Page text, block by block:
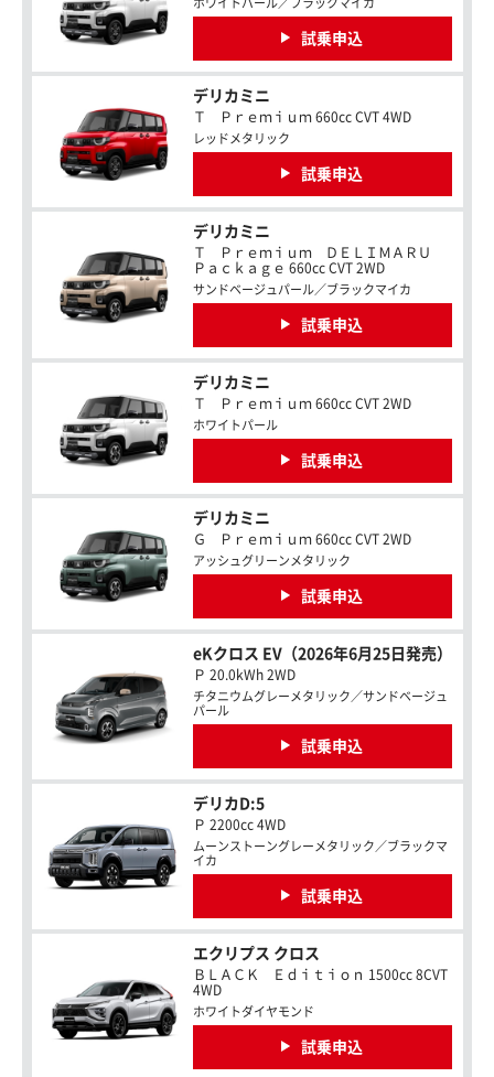
ホワイトパール／ブラックマイカ
試乗申込
デリカミニ
Ｔ Ｐｒｅｍｉｕｍ 660cc CVT 4WD
レッドメタリック
試乗申込
デリカミニ
Ｔ Ｐｒｅｍｉｕｍ ＤＥＬＩＭＡＲＵ
Ｐａｃｋａｇｅ 660cc CVT 2WD
サンドベージュパール／ブラックマイカ
試乗申込
デリカミニ
Ｔ Ｐｒｅｍｉｕｍ 660cc CVT 2WD
ホワイトパール
試乗申込
デリカミニ
Ｇ Ｐｒｅｍｉｕｍ 660cc CVT 2WD
アッシュグリーンメタリック
試乗申込
eKクロス EV（2026年6月25日発売）
Ｐ 20.0kWh 2WD
チタニウムグレーメタリック／サンドベージュ
パール
試乗申込
デリカD:5
Ｐ 2200cc 4WD
ムーンストーングレーメタリック／ブラックマ
イカ
試乗申込
エクリプス クロス
ＢＬＡＣＫ Ｅｄｉｔｉｏｎ 1500cc 8CVT
4WD
ホワイトダイヤモンド
試乗申込